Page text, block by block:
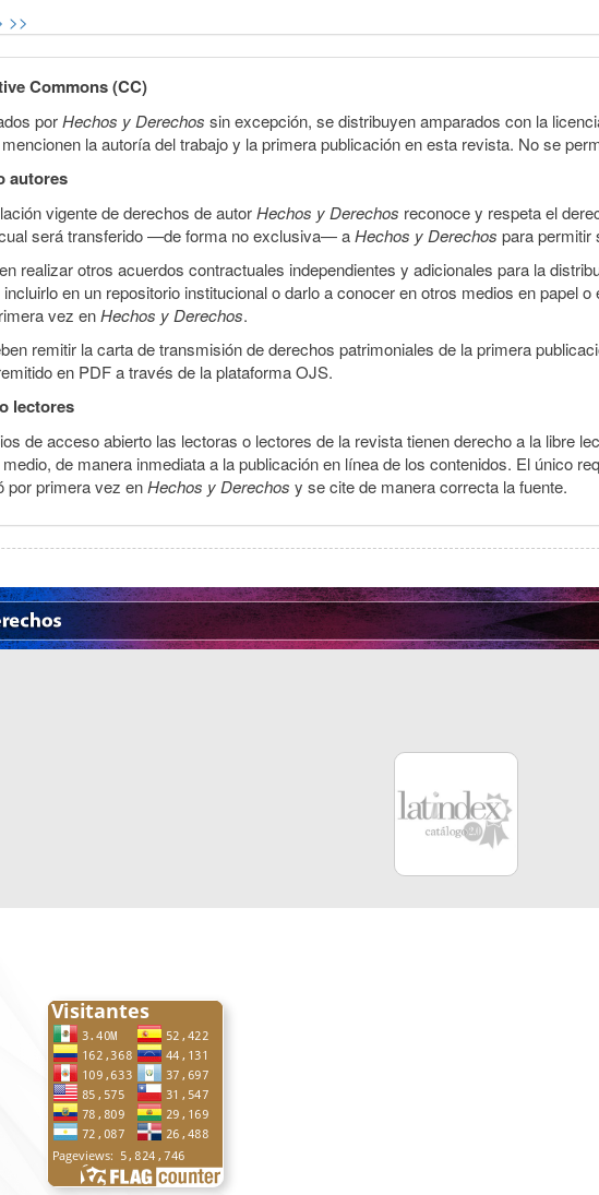
>>
Commons (CC)
porHechos y Derechos sin excepción, se distribuyen amparados con la
la autoría del trabajo y la primera publicación en esta revista. No se
autores
vigente de derechos de autorHechos y Derechos reconoce y respeta el
será transferido —de forma no exclusiva— aHechos y Derechos para permitir
realizar otros acuerdos contractuales independientes y adicionales para la
en un repositorio institucional o darlo a conocer en otros medios en papel
vez enHechos y Derechos.
remitir la carta de transmisión de derechos patrimoniales de la primera
en PDF a través de la plataforma OJS.
lectores
de acceso abierto las lectoras o lectores de la revista tienen derecho a la libre
de manera inmediata a la publicación en línea de los contenidos. El único
por primera vez enHechos y Derechos y se cite de manera correcta la fuente.